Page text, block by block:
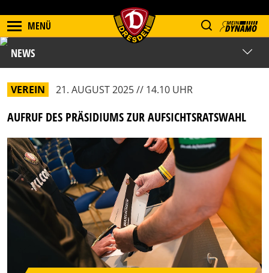
MENÜ
NEWS
VEREIN 21. AUGUST 2025 // 14.10 UHR
AUFRUF DES PRÄSIDIUMS ZUR AUFSICHTSRATSWAHL